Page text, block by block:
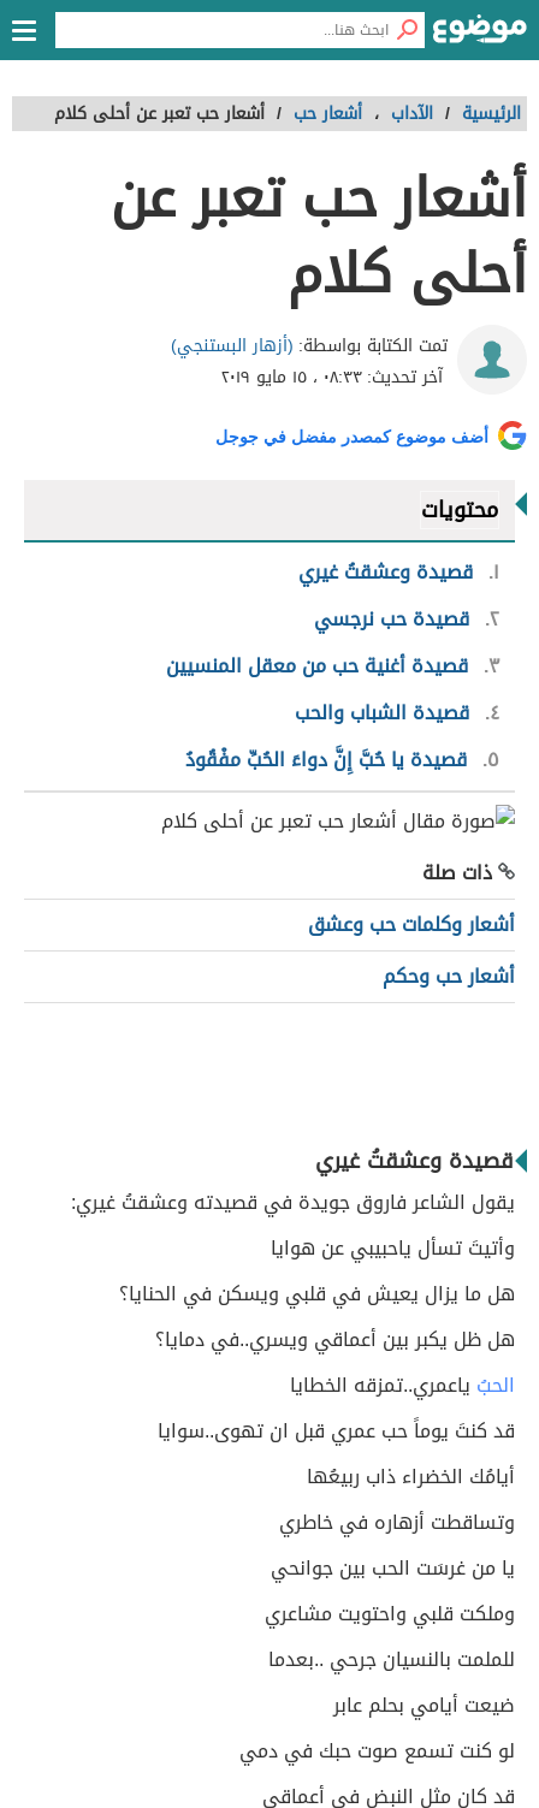
الرئيسية / الآداب ، أشعار حب / أشعار حب تعبر عن أحلى كلام
أشعار حب تعبر عن
أحلى كلام
تمت الكتابة بواسطة: (أزهار البستنجي)
آخر تحديث:٠٨:٣٣ ، ١٥ مايو ٢٠١٩
أضف موضوع كمصدر مفضل في جوجل
محتويات
١ قصيدة وعشقتُ غيري
٢ قصيدة حب نرجسي
٣ قصيدة أغنية حب من معقل المنسيين
٤ قصيدة الشباب والحب
٥ قصيدة يا حُبَّ إِنَّ دواءَ الحُبِّ مفْقُودُ
ذات صلة
أشعار وكلمات حب وعشق
أشعار حب وحكم
قصيدة وعشقتُ غيري
يقول الشاعر فاروق جويدة في قصيدته وعشقتُ غيري:
وأتيتَ تسأل ياحبيبي عن هوايا
هل ما يزال يعيش في قلبي ويسكن في الحنايا؟
هل ظل يكبر بين أعماقي ويسري..في دمايا؟
الحبُ ياعمري..تمزقه الخطايا
قد كنتَ يوماً حب عمري قبل ان تهوى..سوايا
أيامُك الخضراء ذاب ربيعُها
وتساقطت أزهاره في خاطري
يا من غرسَت الحب بين جوانحي
وملكت قلبي واحتويت مشاعري
للملمت بالنسيان جرحي ..بعدما
ضيعت أيامي بحلم عابر
لو كنت تسمع صوت حبك في دمي
قد كان مثل النبض في أعماقي